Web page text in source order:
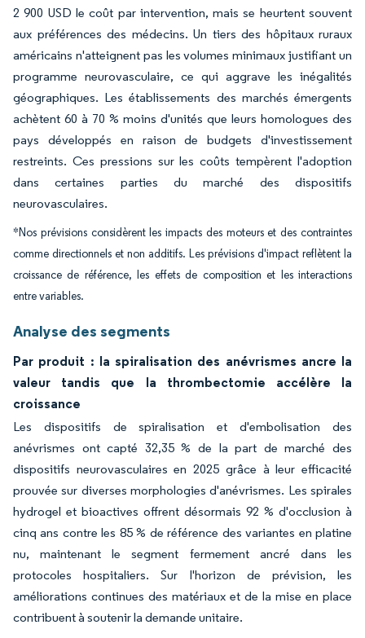
2 900 USD le coût par intervention, mais se heurtent souvent
aux préférences des médecins. Un tiers des hôpitaux ruraux
américains n'atteignent pas les volumes minimaux justifiant un
programme neurovasculaire, ce qui aggrave les inégalités
géographiques. Les établissements des marchés émergents
achètent 60 à 70 % moins d'unités que leurs homologues des
pays développés en raison de budgets d'investissement
restreints. Ces pressions sur les coûts tempèrent l'adoption
dans certaines parties du marché des dispositifs
neurovasculaires.
*Nos prévisions considèrent les impacts des moteurs et des contraintes
comme directionnels et non additifs. Les prévisions d'impact reflètent la
croissance de référence, les effets de composition et les interactions
entre variables.
Analyse des segments
Par produit : la spiralisation des anévrismes ancre la
valeur tandis que la thrombectomie accélère la
croissance
Les dispositifs de spiralisation et d'embolisation des
anévrismes ont capté 32,35 % de la part de marché des
dispositifs neurovasculaires en 2025 grâce à leur efficacité
prouvée sur diverses morphologies d'anévrismes. Les spirales
hydrogel et bioactives offrent désormais 92 % d'occlusion à
cinq ans contre les 85 % de référence des variantes en platine
nu, maintenant le segment fermement ancré dans les
protocoles hospitaliers. Sur l'horizon de prévision, les
améliorations continues des matériaux et de la mise en place
contribuent à soutenir la demande unitaire.